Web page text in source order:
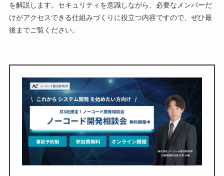
を解説します。セキュリティを意識しながら、必要なメンバーだ
けがアクセスできる仕組みづくりに役立つ内容ですので、ぜひ最
後までご覧ください。